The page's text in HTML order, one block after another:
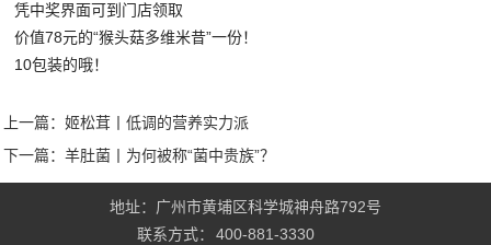
凭中奖界面可到门店领取
价值78元的“猴头菇多维米昔”一份！
10包装的哦！
上一篇： 姬松茸丨低调的营养实力派
下一篇： 羊肚菌丨为何被称“菌中贵族”？
地址：广州市黄埔区科学城神舟路792号
联系方式：
400-881-3330